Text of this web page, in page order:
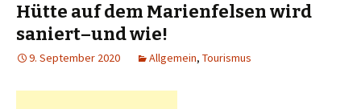
Hütte auf dem Marienfelsen wird
saniert–und wie!
9. September 2020 Allgemein, Tourismus